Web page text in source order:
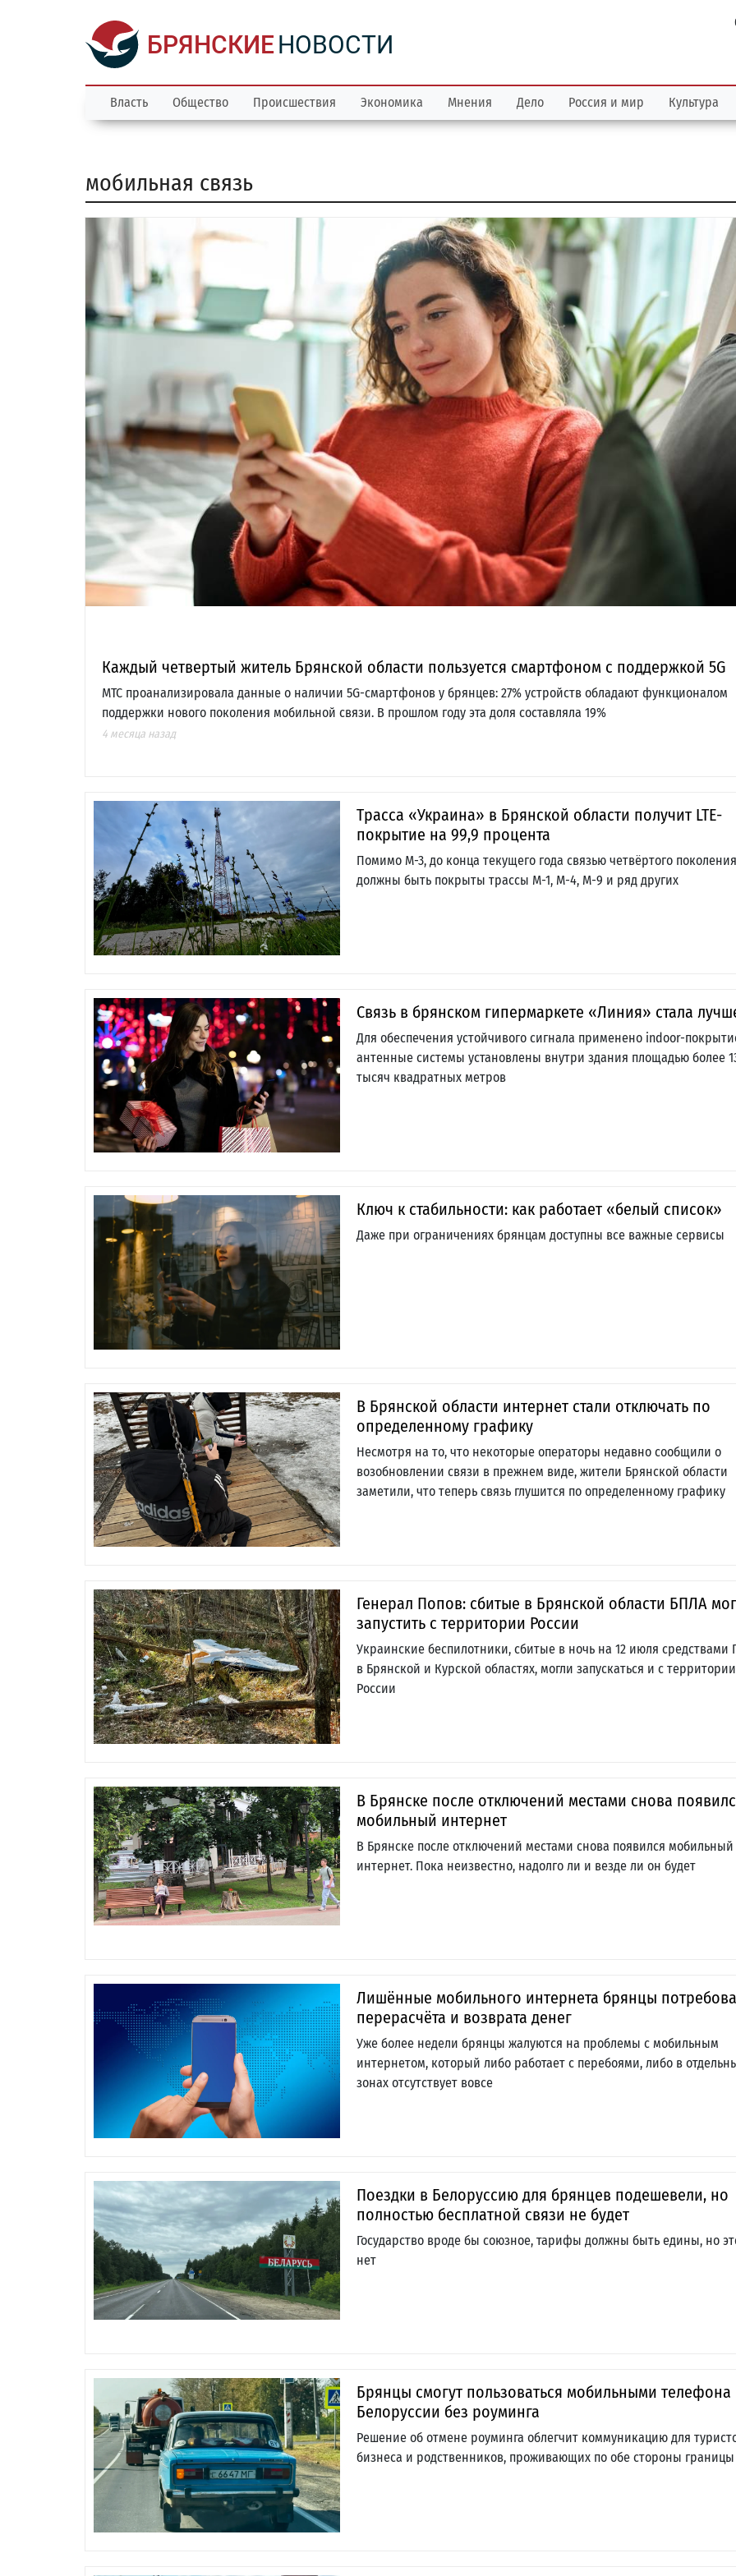
БРЯНСКИЕНОВОСТИ
Власть Общество Происшествия Экономика Мнения Дело Россия и мир Культура
мобильная связь
Каждый четвертый житель Брянской области пользуется смартфоном с поддержкой 5G
МТС проанализировала данные о наличии 5G-смартфонов у брянцев: 27% устройств обладают функционалом
поддержки нового поколения мобильной связи. В прошлом году эта доля составляла 19%
4 месяца назад
Трасса «Украина» в Брянской области получит LTE-
покрытие на 99,9 процента
Помимо М-3, до конца текущего года связью четвёртого поколения
должны быть покрыты трассы М-1, М-4, М-9 и ряд других
Связь в брянском гипермаркете «Линия» стала
Для обеспечения устойчивого сигнала применено indoor-
антенные системы установлены внутри здания площадью более
тысяч квадратных метров
Ключ к стабильности: как работает «белый список»
Даже при ограничениях брянцам доступны все важные сервисы
В Брянской области интернет стали отключать по
определенному графику
Несмотря на то, что некоторые операторы недавно сообщили о
возобновлении связи в прежнем виде, жители Брянской области
заметили, что теперь связь глушится по определенному графику
Генерал Попов: сбитые в Брянской области БПЛА
запустить с территории России
Украинские беспилотники, сбитые в ночь на 12 июля средствами
в Брянской и Курской областях, могли запускаться и с территории
России
В Брянске после отключений местами снова
мобильный интернет
В Брянске после отключений местами снова появился мобильный
интернет. Пока неизвестно, надолго ли и везде ли он будет
Лишённые мобильного интернета брянцы
перерасчёта и возврата денег
Уже более недели брянцы жалуются на проблемы с мобильным
интернетом, который либо работает с перебоями, либо в
зонах отсутствует вовсе
Поездки в Белоруссию для брянцев подешевели, но
полностью бесплатной связи не будет
Государство вроде бы союзное, тарифы должны быть едины, но
нет
Брянцы смогут пользоваться мобильными телефона
Белоруссии без роуминга
Решение об отмене роуминга облегчит коммуникацию для
бизнеса и родственников, проживающих по обе стороны границы